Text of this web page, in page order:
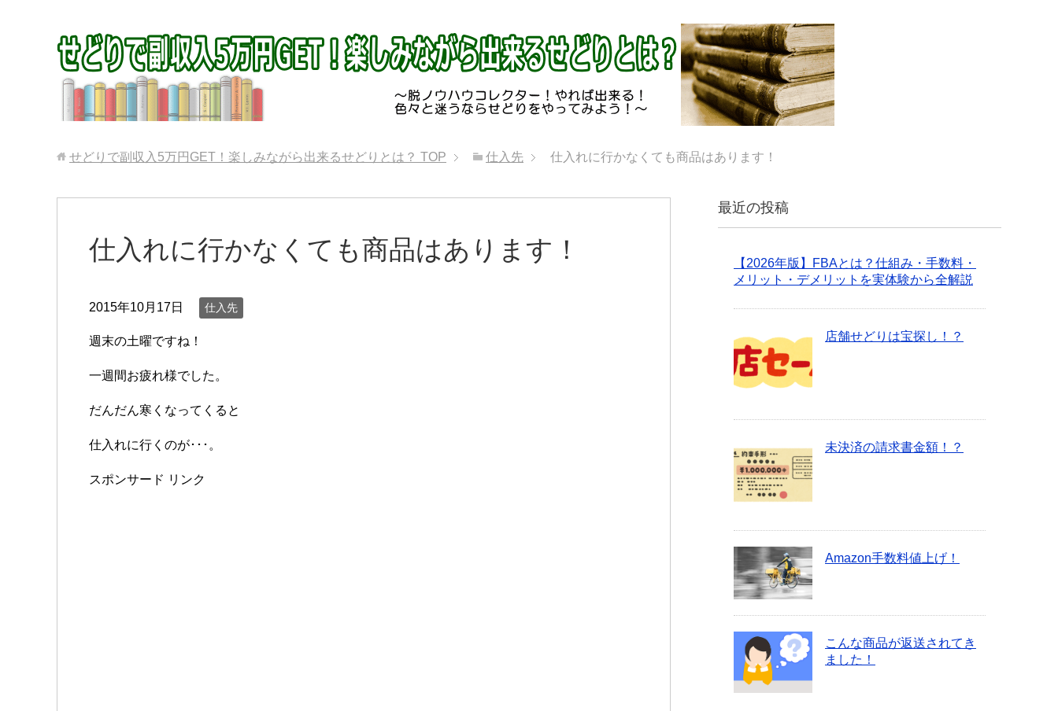
せどりで副収入5万円GET！楽しみながら出来るせどりとは？ TOP 仕入先 仕入れに行かなくても商品はあります！
仕入れに行かなくても商品はあります！
2015年10月17日 仕入先
週末の土曜ですね！
一週間お疲れ様でした。
だんだん寒くなってくると
仕入れに行くのが･･･。
スポンサード リンク
最近の投稿
【2026年版】FBAとは？仕組み・手数料・
メリット・デメリットを実体験から全解説
店舗せどりは宝探し！？
未決済の請求書金額！？
Amazon手数料値上げ！
こんな商品が返送されてき
ました！